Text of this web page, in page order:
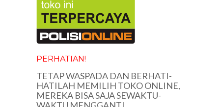
PERHATIAN!
TETAP WASPADA DAN BERHATI-
HATILAH MEMILIH TOKO ONLINE,
MEREKA BISA SAJA SEWAKTU-